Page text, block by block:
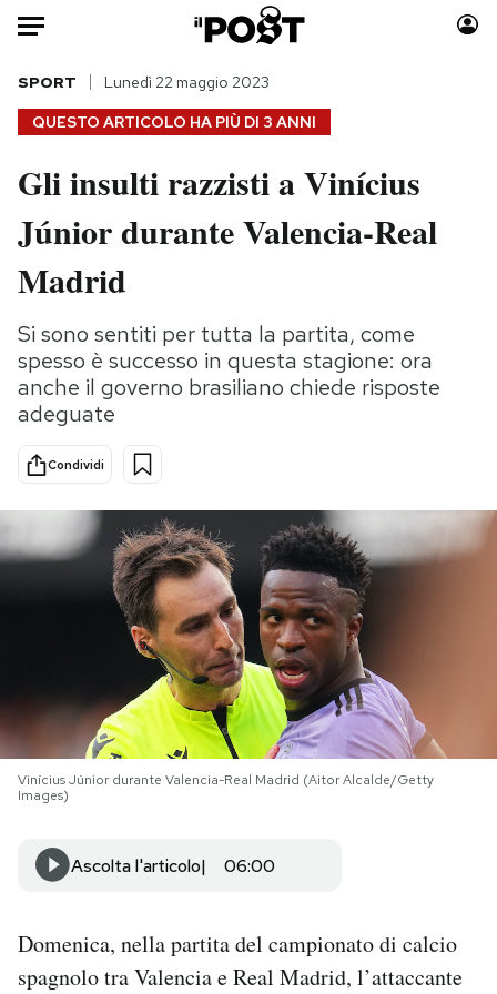
Auto
HOME
Italia
Politica
Tecnologia
Scienza
Cultura
Economia
Sport
Moda
Consumismi
Media
Europa
PODCAST
NEWSLETTER
I MIEI PREFERITI
SHOP
Area Personale
Newsletter
QUESTO ARTICOLO HA PIÙ DI 3 ANNI
SPORT Lunedì 22 maggio 2023
Gli insulti razzisti a Vinícius
Júnior durante Valencia-Real
Madrid
Si sono sentiti per tutta la partita, come
spesso è successo in questa stagione: ora
anche il governo brasiliano chiede risposte
adeguate
Condividi
Vinícius Júnior durante Valencia-Real Madrid (Aitor Alcalde/Getty
Images)
Ascolta l'articolo 06:00
Domenica, nella partita del campionato di calcio
spagnolo tra Valencia e Real Madrid, l’attaccante